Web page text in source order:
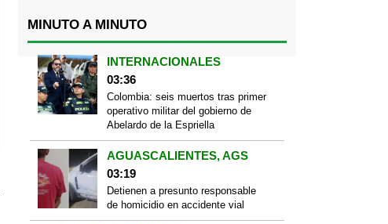
MINUTO A MINUTO
INTERNACIONALES
03:36
Colombia: seis muertos tras primer
operativo militar del gobierno de
Abelardo de la Espriella
AGUASCALIENTES, AGS
03:19
Detienen a presunto responsable
de homicidio en accidente vial